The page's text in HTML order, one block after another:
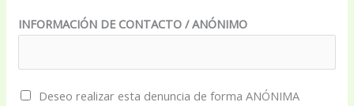
INFORMACIÓN DE CONTACTO / ANÓNIMO
C
Deseo realizar esta denuncia de forma ANÓNIMA